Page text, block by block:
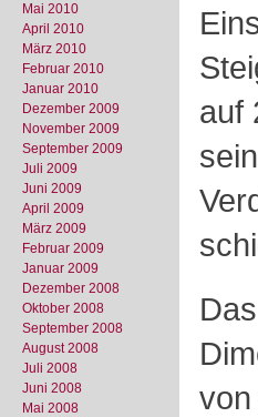
Mai 2010
April 2010
März 2010
Februar 2010
Januar 2010
Dezember 2009
November 2009
September 2009
Juli 2009
Juni 2009
April 2009
März 2009
Februar 2009
Januar 2009
Dezember 2008
Oktober 2008
September 2008
August 2008
Juli 2008
Juni 2008
Mai 2008
auf